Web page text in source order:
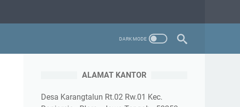
ALAMAT KANTOR
Desa Karangtalun Rt.02 Rw.01 Kec.